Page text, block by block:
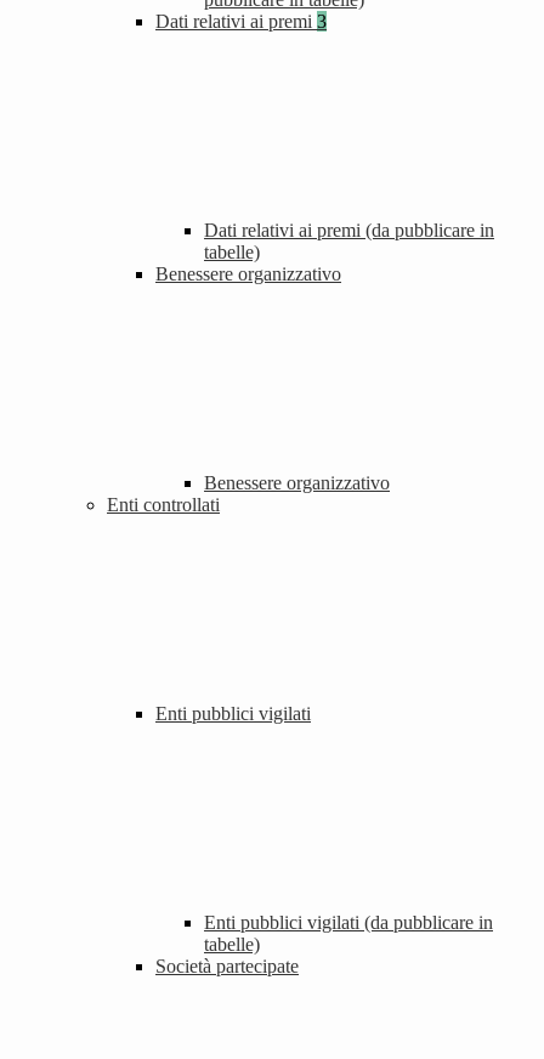
Dati relativi ai premi 3
Dati relativi ai premi (da pubblicare in
tabelle)
Benessere organizzativo
Benessere organizzativo
Enti controllati
Enti pubblici vigilati
Enti pubblici vigilati (da pubblicare in
tabelle)
Società partecipate